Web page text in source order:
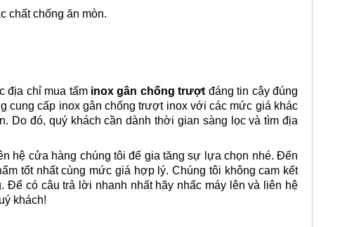
chất chống ăn mòn.
địa chỉ mua tấm inox gân chống trượt đáng tin cậy đúng
cung cấp inox gân chống trượt inox với các mức giá khác
Do đó, quý khách cần dành thời gian sàng lọc và tìm địa
hệ cửa hàng chúng tôi để gia tăng sự lựa chọn nhé. Đến
tốt nhất cùng mức giá hợp lý. Chúng tôi không cam kết
có câu trả lời nhanh nhất hãy nhấc máy lên và liên hệ
khách!